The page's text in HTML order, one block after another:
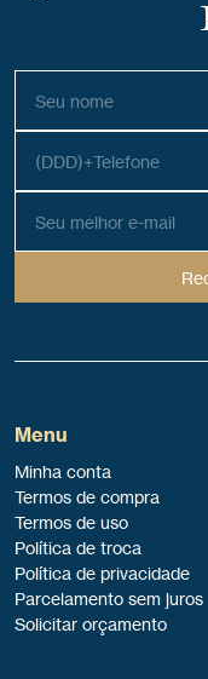
Menu
Minha conta
Termos de compra
Termos de uso
Política de troca
Política de privacidade
Parcelamento sem juros
Solicitar orçamento